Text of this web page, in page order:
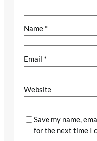
Name *
Email *
Website
Save my name,
for the next time I